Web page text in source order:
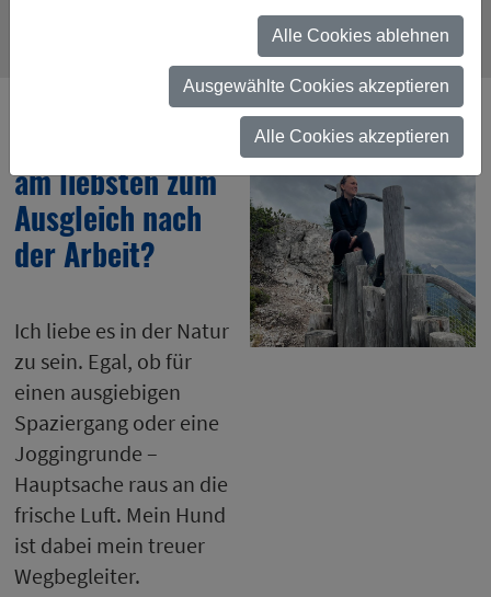
am liebsten zum
Ausgleich nach
der Arbeit?
Ich liebe es in der Natur
zu sein. Egal, ob für
einen ausgiebigen
Spaziergang oder eine
Joggingrunde –
Hauptsache raus an die
frische Luft. Mein Hund
ist dabei mein treuer
Wegbegleiter.
Alle Cookies ablehnen
Ausgewählte Cookies akzeptieren
Alle Cookies akzeptieren